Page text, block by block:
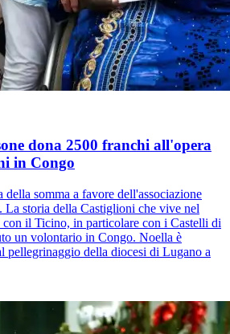
dona 2500 franchi all'opera
in Congo
della somma a favore dell'associazione
La storia della Castiglioni che vive nel
con il Ticino, in particolare con i Castelli di
un volontario in Congo. Noella è
pellegrinaggio della diocesi di Lugano a